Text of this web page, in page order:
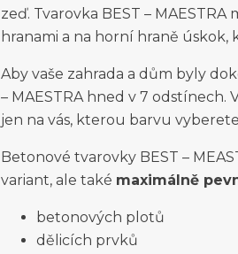
zeď. Tvarovka BEST –
hranami a na horní hraně
Aby vaše zahrada a dům byly
– MAESTRA hned v 7
jen na vás, kterou barvu
Betonové tvarovky BEST –
variant, ale také maximálně
betonových plotů
dělicích prvků